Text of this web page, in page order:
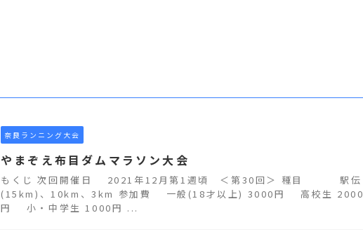
奈良ランニング大会
やまぞえ布目ダムマラソン大会
もくじ 次回開催日 2021年12月第1週頃 ＜第30回＞ 種目 駅伝
(15km)、10km、3km 参加費 一般(18才以上) 3000円 高校生 2000
円 小・中学生 1000円 ...